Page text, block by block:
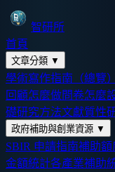
智研所
首頁
文章分類 ▼
學術寫作指南（總覽）
回顧怎麼做問卷怎麼
礎研究方法文獻質性
政府補助與創業資源 ▼
SBIR 申請指南補助額
金額統計各產業補助